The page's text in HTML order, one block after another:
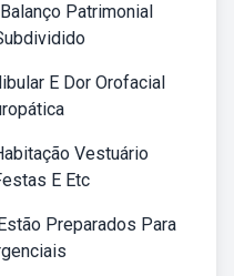
Patrimonial
E Dor Orofacial
Vestuário
E Etc
Preparados Para